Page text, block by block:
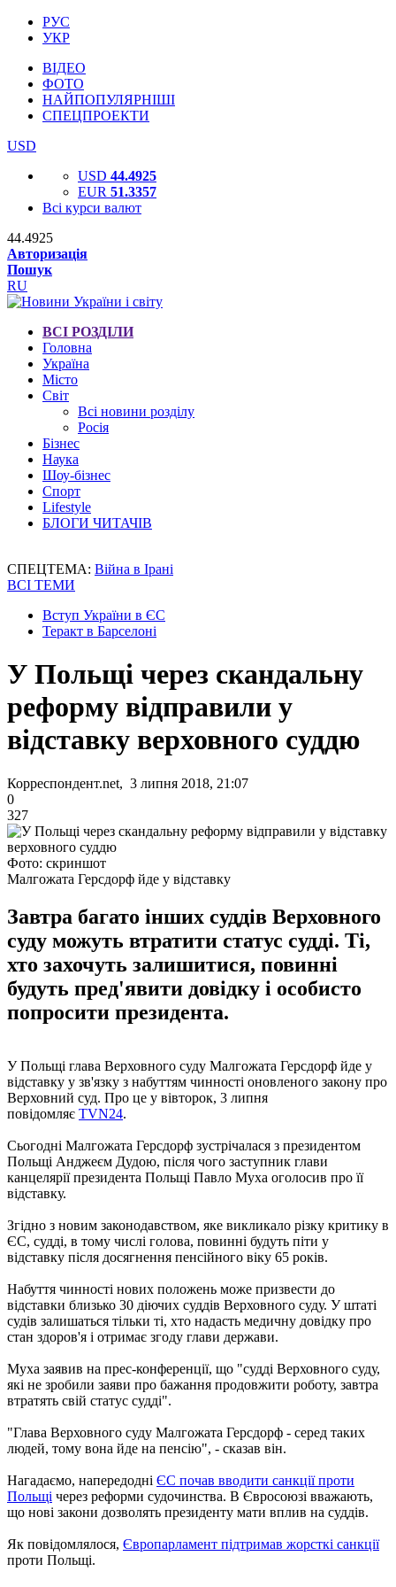
РУС
УКР
ВІДЕО
ФОТО
НАЙПОПУЛЯРНІШІ
СПЕЦПРОЕКТИ
USD
USD 44.4925
EUR 51.3357
Всі курси валют
44.4925
Авторизація
Пошук
RU
ВСІ РОЗДІЛИ
Головна
Україна
Місто
Світ
Всі новини розділу
Росія
Бізнес
Наука
Шоу-бізнес
Спорт
Lifestyle
БЛОГИ ЧИТАЧІВ
СПЕЦТЕМА: Війна в Ірані
ВСІ ТЕМИ
Вступ України в ЄС
Теракт в Барселоні
У Польщі через скандальну
реформу відправили у
відставку верховного суддю
Корреспондент.net, 3 липня 2018, 21:07
0
327
Фото: скриншот
Малгожата Герсдорф йде у відставку
Завтра багато інших суддів Верховного
суду можуть втратити статус судді. Ті,
хто захочуть залишитися, повинні
будуть пред'явити довідку і особисто
попросити президента.
У Польщі глава Верховного суду Малгожата Герсдорф йде у
відставку у зв'язку з набуттям чинності оновленого закону про
Верховний суд. Про це у вівторок, 3 липня
повідомляє TVN24.
Сьогодні Малгожата Герсдорф зустрічалася з президентом
Польщі Анджеєм Дудою, після чого заступник глави
канцелярії президента Польщі Павло Муха оголосив про її
відставку.
Згідно з новим законодавством, яке викликало різку критику в
ЄС, судді, в тому числі голова, повинні будуть піти у
відставку після досягнення пенсійного віку 65 років.
Набуття чинності нових положень може призвести до
відставки близько 30 діючих суддів Верховного суду. У штаті
судів залишаться тільки ті, хто надасть медичну довідку про
стан здоров'я і отримає згоду глави держави.
Муха заявив на прес-конференції, що "судді Верховного суду,
які не зробили заяви про бажання продовжити роботу, завтра
втратять свій статус судді".
"Глава Верховного суду Малгожата Герсдорф - серед таких
людей, тому вона йде на пенсію", - сказав він.
Нагадаємо, напередодні ЄС почав вводити санкції проти
Польщі через реформи судочинства. В Євросоюзі вважають,
що нові закони дозволять президенту мати вплив на суддів.
Як повідомлялося, Європарламент підтримав жорсткі санкції
проти Польщі.